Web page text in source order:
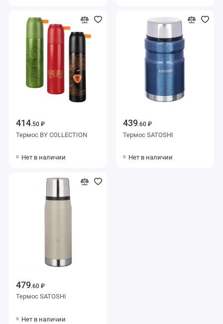
414.50 ₽
Термос BY COLLECTION
Нет в наличии
439.60 ₽
Термос SATOSHI
Нет в наличии
479.60 ₽
Термос SATOSHI
Нет в наличии